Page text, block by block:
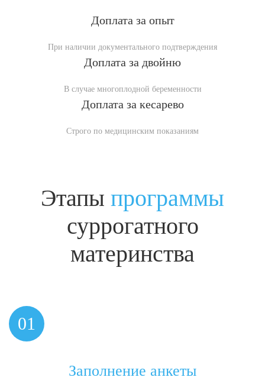
Доплата за опыт
При наличии документального подтверждения
Доплата за двойню
В случае многоплодной беременности
Доплата за кесарево
Строго по медицинским показаниям
Этапы программы
суррогатного
материнства
01
Заполнение анкеты